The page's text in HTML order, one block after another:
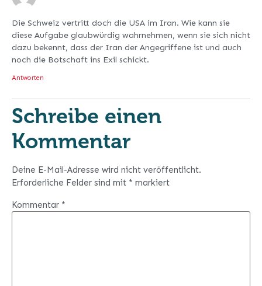
Die Schweiz vertritt doch die USA im Iran. Wie kann sie
diese Aufgabe glaubwürdig wahrnehmen, wenn sie sich nicht
dazu bekennt, dass der Iran der Angegriffene ist und auch
noch die Botschaft ins Exil schickt.
Antworten
Schreibe einen
Kommentar
Deine E-Mail-Adresse wird nicht veröffentlicht.
Erforderliche Felder sind mit * markiert
Kommentar *